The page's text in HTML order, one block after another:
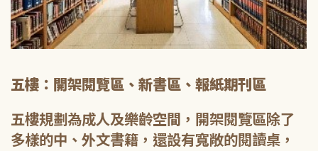
五樓：開架閱覽區、新書區、報紙期刊區
五樓規劃為成人及樂齡空間，開架閱覽區除了
多樣的中、外文書籍，還設有寬敞的閱讀桌，